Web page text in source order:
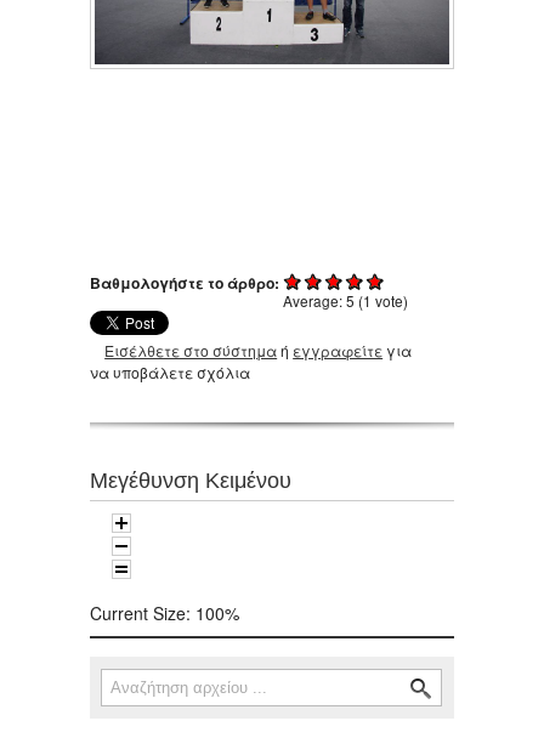
Βαθμολογήστε το άρθρο:
Average:5 (1 vote)
Εισέλθετε στο σύστημαή εγγραφείτε για
να υποβάλετε σχόλια
Μεγέθυνση Κειμένου
Current Size: 100%
Φόρμα αναζήτησης
Αναζήτηση